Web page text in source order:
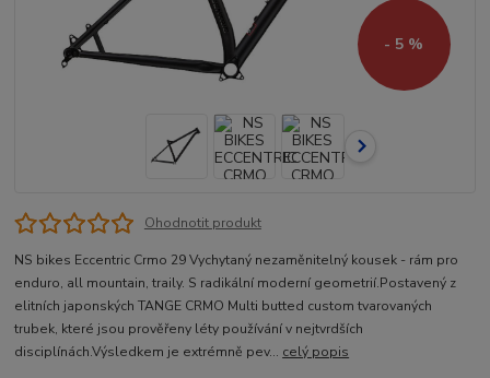
- 5 %
Ohodnotit produkt
NS bikes Eccentric Crmo 29 Vychytaný nezaměnitelný kousek - rám pro
enduro, all mountain, traily. S radikální moderní geometrií.Postavený z
elitních japonských TANGE CRMO Multi butted custom tvarovaných
trubek, které jsou prověřeny léty používání v nejtvrdších
disciplínách.Výsledkem je extrémně pev... celý popis